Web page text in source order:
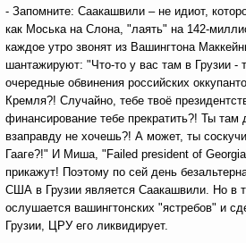
- Запомните: Саакашвили – не идиот,
как Моська на Слона, "лаять" на 142-
каждое утро звонят из Вашингтона
шантажируют: "Что-то у вас там в Грузии
очередные обвинения российских
Кремля?! Случайно, тебе твоё
финансирование тебе прекратить?! Ты там
взаправду не хочешь?! А может, ты
Гааге?!" И Миша, "Failed president of
прикажут! Поэтому по сей день
США в Грузии является Саакашвили. Но в
ослушается вашингтонских "ястребов" и
Грузии, ЦРУ его ликвидирует.